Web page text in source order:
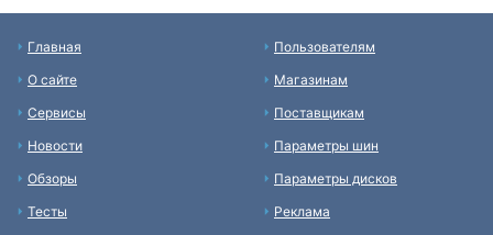
Главная
О сайте
Сервисы
Новости
Обзоры
Тесты
Пользователям
Магазинам
Поставщикам
Параметры шин
Параметры дисков
Реклама